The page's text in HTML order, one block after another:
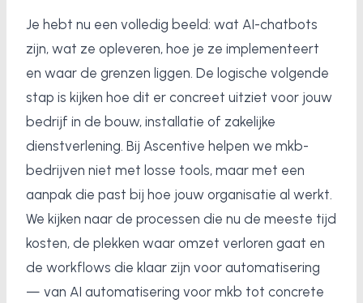
Je hebt nu een volledig beeld: wat AI-chatbots
zijn, wat ze opleveren, hoe je ze implementeert
en waar de grenzen liggen. De logische volgende
stap is kijken hoe dit er concreet uitziet voor jouw
bedrijf in de bouw, installatie of zakelijke
dienstverlening. Bij Ascentive helpen we mkb-
bedrijven niet met losse tools, maar met een
aanpak die past bij hoe jouw organisatie al werkt.
We kijken naar de processen die nu de meeste tijd
kosten, de plekken waar omzet verloren gaat en
de workflows die klaar zijn voor automatisering
— van AI automatisering voor mkb tot concrete